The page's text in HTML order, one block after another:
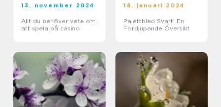
13. november 2024
Allt du behöver veta om
att spela på casino
18. januari 2024
Palettblad Svart: En
Fördjupande Översikt